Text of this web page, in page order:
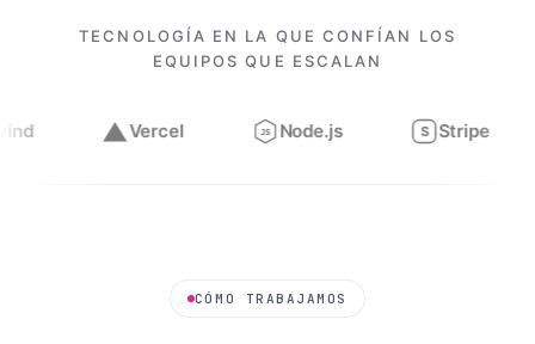
TECNOLOGÍA EN LA QUE CONFÍAN LOS
EQUIPOS QUE ESCALAN
Vercel JS Node.js S Stripe Figma
CÓMO TRABAJAMOS